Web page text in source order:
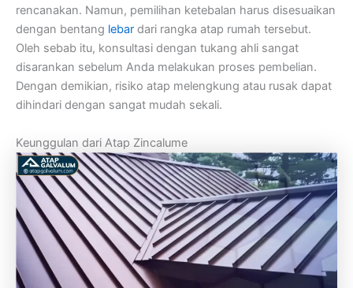
rencanakan. Namun, pemilihan ketebalan harus disesuaikan
dengan bentang lebar dari rangka atap rumah tersebut.
Oleh sebab itu, konsultasi dengan tukang ahli sangat
disarankan sebelum Anda melakukan proses pembelian.
Dengan demikian, risiko atap melengkung atau rusak dapat
dihindari dengan sangat mudah sekali.
Keunggulan dari Atap Zincalume